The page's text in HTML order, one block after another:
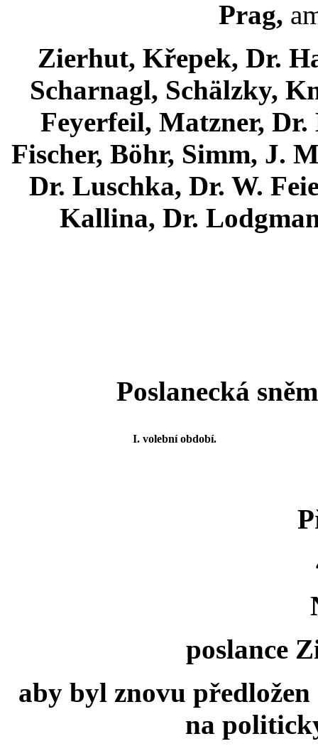
Prag,
Zierhut, Křepek, Dr.
Scharnagl, Schälzky,
Feyerfeil, Matzner,
Fischer, Böhr, Simm, J.
Dr. Luschka, Dr. W.
Kallina, Dr.
Poslanecká
I. volební období.
poslance
aby byl znovu
na